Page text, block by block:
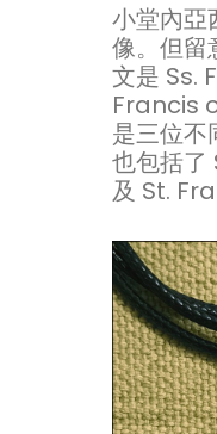
小堂內亞
像。但留
文是 Ss.
Francis
是三位不
也包括
及 St.